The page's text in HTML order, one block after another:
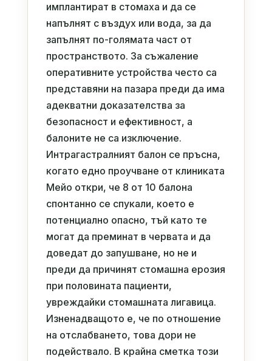
имплантират в стомаха и да се
напълнят с въздух или вода, за да
запълнят по-голямата част от
пространството. За съжаление
оперативните устройства често са
представяни на пазара преди да има
адекватни доказателства за
безопасност и ефективност, а
балоните не са изключение.
Интрагастралният балон се пръсна,
когато едно проучване от клиниката
Мейо откри, че 8 от 10 балона
спонтанно се спукали, което е
потенциално опасно, тъй като те
могат да преминат в червата и да
доведат до запушване, но не и
преди да причинят стомашна ерозия
при половината пациенти,
увреждайки стомашната лигавица.
Изненадващото е, че по отношение
на отслабването, това дори не
подействало. В крайна сметка този